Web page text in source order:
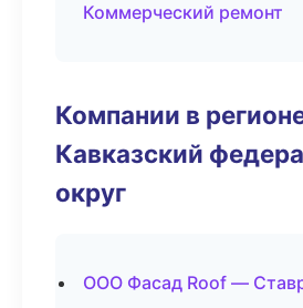
Коммерческий ремонт
Компании в
Кавказский
округ
ООО Фасад Roof —